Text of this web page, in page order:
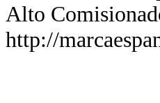
Alto
http://